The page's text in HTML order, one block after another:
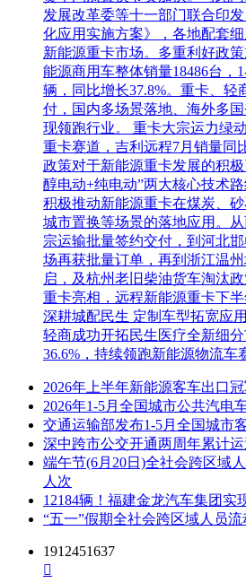
发展改革委等十一部门联合印
化应用实施方案》，各地配套
新能源重卡市场。多重利好政
能源商用车整体销量18486台，
辆，同比增长37.8%。重卡、轻
付，国内多场景落地、海外多
现领跑行业。 重卡大宗运力绿
重卡赛道，吉利远程7月销量同
政策对于新能源重卡发展的积
醇电动+纯电动”两大核心技术
积极推动新能源重卡在煤炭、砂
城市置换等场景的落地应用。
宗运输批量签约交付，到河北
场再获批量订单，再到浙江温
启，及杭州老旧柴油货车淘汰
重卡亮相，远程新能源重卡下
深耕城配民生 定制车型拓宽应
轻商成功开拓民生医疗全新细
36.6%，持续领跑新能源物流车
2026年上半年新能源客车出口冠
2026年1-5月全国城市公共汽电
交通运输部发布1-5月全国城市
深中跨市公交开通两周年累计
端午节(6月20日)全社会跨区域
人次
12184辆！福建金龙汽车集团实
“五一”假期全社会跨区域人员
1912451637
